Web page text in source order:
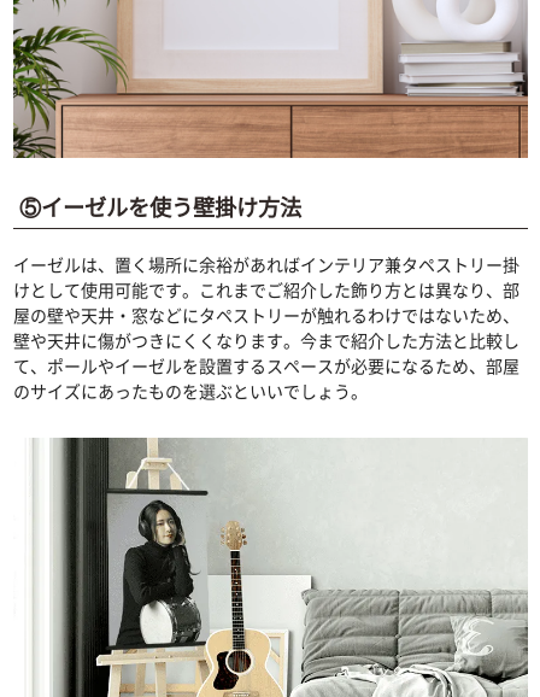
⑤イーゼルを使う壁掛け方法
イーゼルは、置く場所に余裕があればインテリア兼タペストリー掛
けとして使用可能です。これまでご紹介した飾り方とは異なり、部
屋の壁や天井・窓などにタペストリーが触れるわけではないため、
壁や天井に傷がつきにくくなります。今まで紹介した方法と比較し
て、ポールやイーゼルを設置するスペースが必要になるため、部屋
のサイズにあったものを選ぶといいでしょう。